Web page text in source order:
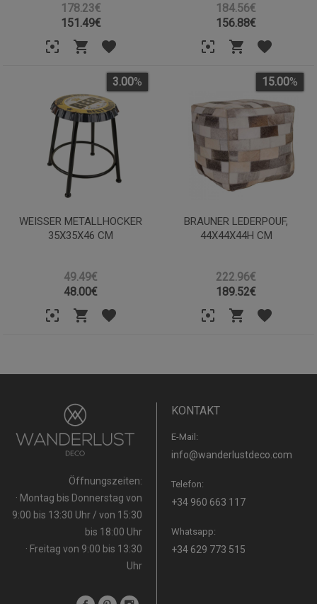
178.23€
151.49€
184.56€
156.88€
WEISSER METALLHOCKER 3
5X35X46 CM
49.49€
3.00%
48.00€
BRAUNER LEDERPOUF,
44X44X44H CM
222.96€
15.00%
189.52€
Öffnungszeiten:
· Montag bis Donnerstag von
9:00 bis 13:30 Uhr / von 15:30
bis 18:00 Uhr
· Freitag von 9:00 bis 13:30
Uhr
KONTAKT
E-Mail:
info@wanderlustdeco.com
Telefon:
+34 960 663 117
Whatsapp:
+34 629 773 515